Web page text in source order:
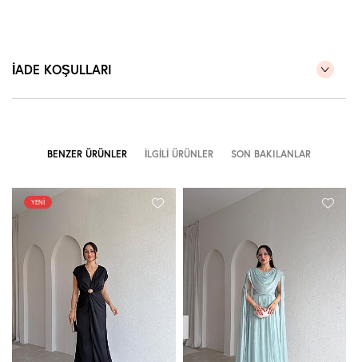
İADE KOŞULLARI
BENZER ÜRÜNLER İLGILI ÜRÜNLER SON BAKILANLAR
YENI